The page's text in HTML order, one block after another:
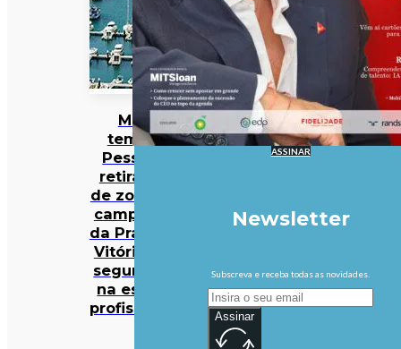
Mau
tempo:
Pessoas
retiradas
de zona de
campismo
da Praia da
Vitória em
segurança
na escola
profissional
ASSINAR
Newsletter
Subscreva e receba todas as novidades.
Assinar